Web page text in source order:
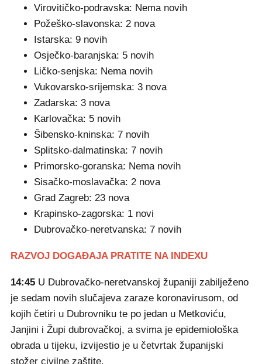
Virovitičko-podravska: Nema novih
Požeško-slavonska: 2 nova
Istarska: 9 novih
Osječko-baranjska: 5 novih
Ličko-senjska: Nema novih
Vukovarsko-srijemska: 3 nova
Zadarska: 3 nova
Karlovačka: 5 novih
Šibensko-kninska: 7 novih
Splitsko-dalmatinska: 7 novih
Primorsko-goranska: Nema novih
Sisačko-moslavačka: 2 nova
Grad Zagreb: 23 nova
Krapinsko-zagorska: 1 novi
Dubrovačko-neretvanska: 7 novih
RAZVOJ DOGAĐAJA PRATITE NA INDEXU
14:45 U Dubrovačko-neretvanskoj županiji zabilježeno
je sedam novih slučajeva zaraze koronavirusom, od
kojih četiri u Dubrovniku te po jedan u Metkoviću,
Janjini i Župi dubrovačkoj, a svima je epidemiološka
obrada u tijeku, izvijestio je u četvrtak županijski
stožer civilne zaštite.